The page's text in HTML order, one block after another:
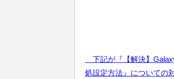
下記が『【解決】
処設定方法』についての